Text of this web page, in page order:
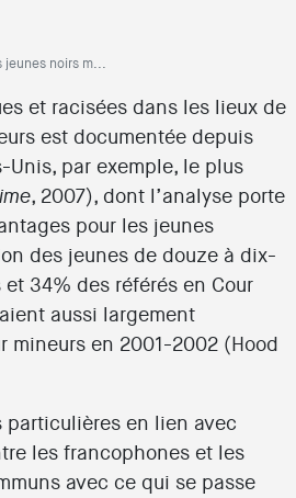
jeunes noirs m...
et racisées dans les lieux de
est documentée depuis
Unis, par exemple, le plus
, 2007), dont l’analyse porte
pour les jeunes
des jeunes de douze à dix-
34% des référés en Cour
aussi largement
mineurs en 2001-2002 (Hood
en lien avec
les francophones et les
avec ce qui se passe